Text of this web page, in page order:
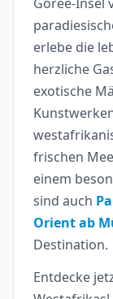
erlebe die
herzliche
exotische
frischen
einem
sind auch
Orient ab
Destination.
Entdecke